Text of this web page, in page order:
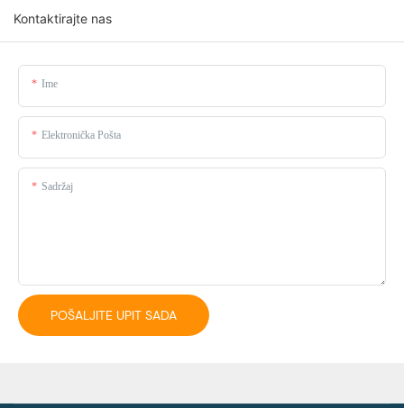
Kontaktirajte nas
Ime
Elektronička Pošta
Sadržaj
POŠALJITE UPIT SADA